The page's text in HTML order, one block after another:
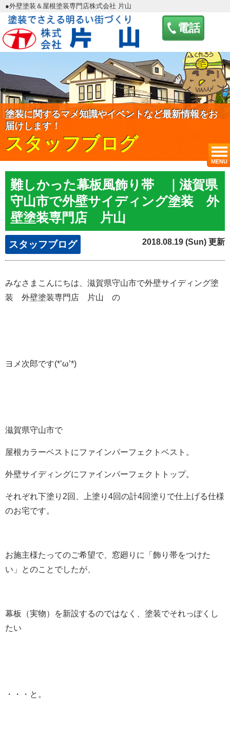
電話
MENU
●外壁塗装＆屋根塗装専門店株式会社 片山
塗装に関するマメ知識やイベントなど最新情報をお
届けします！
スタッフブログ
難しかった幕板風飾り帯 ｜滋賀県
守山市で外壁サイディング塗装 外
壁塗装専門店 片山
スタッフブログ 2018.08.19 (Sun) 更新
みなさまこんにちは、滋賀県守山市で外壁サイディング塗
装 外壁塗装専門店 片山 の
ヨメ次郎です(*’ω’*)
滋賀県守山市で
屋根カラーベストにファインパーフェクトベスト。
外壁サイディングにファインパーフェクトトップ。
それぞれ下塗り2回、上塗り4回の計4回塗りで仕上げる仕様
のお宅です。
お施主様たってのご希望で、窓廻りに「飾り帯をつけた
い」とのことでしたが、
幕板（実物）を新設するのではなく、塗装でそれっぽくし
たい
・・・と。